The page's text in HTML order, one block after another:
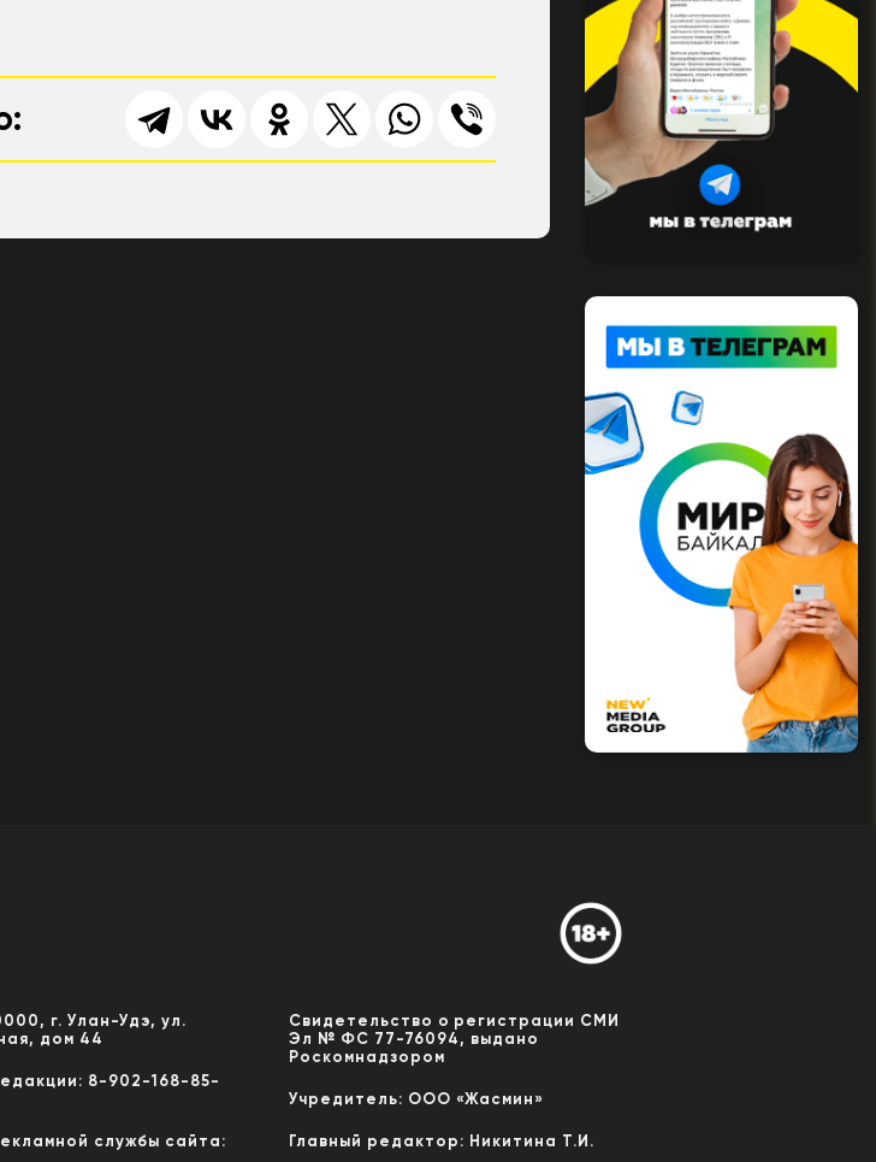
г. Улан-Удэ, ул.
дом 44
8-902-168-85-
службы сайта:
Свидетельство о регистрации СМИ
Эл № ФС 77-76094, выдано
Роскомнадзором
Учредитель: ООО «Жасмин»
Главный редактор: Никитина Т.И.